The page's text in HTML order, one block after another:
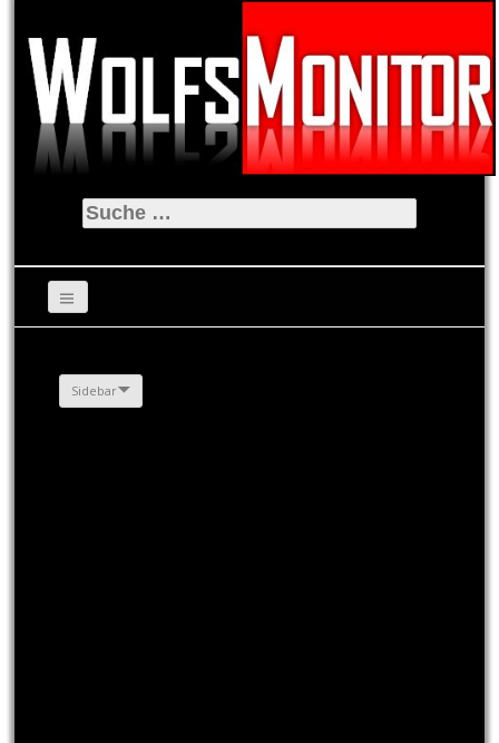
Suche
nach:
Sidebar